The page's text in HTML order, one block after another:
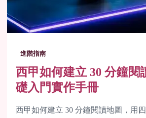
進階指南
西甲如何建立 30 分鐘閱
礎入門實作手冊
西甲如何建立 30 分鐘閱讀地圖，用